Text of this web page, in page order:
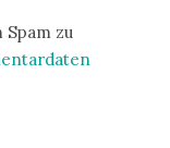
Spam zu